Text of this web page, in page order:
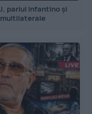
pariul Infantino și